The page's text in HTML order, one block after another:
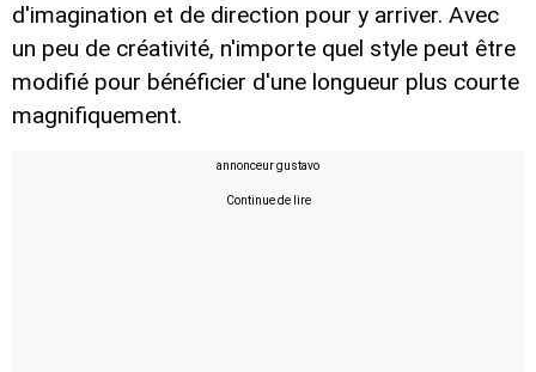
d'imagination et de direction pour y arriver. Avec
un peu de créativité, n'importe quel style peut être
modifié pour bénéficier d'une longueur plus courte
magnifiquement.
annonceur gustavo
Continue de lire